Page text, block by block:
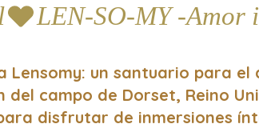
Lensomy: un santuario para
del campo de Dorset, Reino
disfrutar de inmersiones